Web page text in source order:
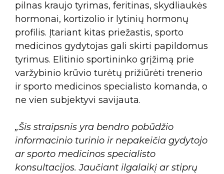
pilnas kraujo tyrimas, feritinas, skydliaukės
hormonai, kortizolio ir lytinių hormonų
profilis. Įtariant kitas priežastis, sporto
medicinos gydytojas gali skirti papildomus
tyrimus. Elitinio sportininko grįžimą prie
varžybinio krūvio turėtų prižiūrėti trenerio
ir sporto medicinos specialisto komanda, o
ne vien subjektyvi savijauta.
„Šis straipsnis yra bendro pobūdžio
informacinio turinio ir nepakeičia gydytojo
ar sporto medicinos specialisto
konsultacijos. Jaučiant ilgalaikį ar stiprų